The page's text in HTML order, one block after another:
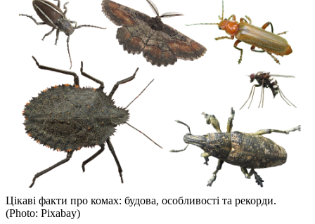
Цікаві факти про комах: будова, особливості та рекорди.
(Photo: Pixabay)